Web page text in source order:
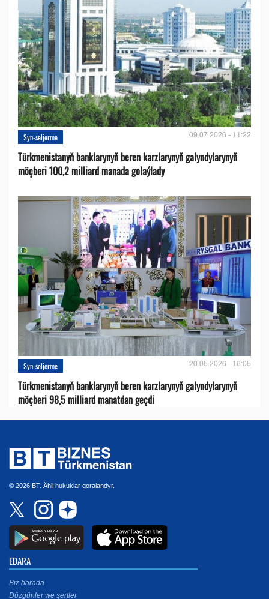
Syn-seljerme 09.07.2026 - 11:22
Türkmenistanyň banklarynyň beren karzlarynyň galyndylarynyň
möçberi 100,2 milliard manada golaýlady
Syn-seljerme 20.05.2026 - 16:05
Türkmenistanyň banklarynyň beren karzlarynyň galyndylarynyň
möçberi 98,5 milliard manatdan geçdi
© 2026 BT. Ähli hukuklar goralandyr.
EDARA
Biz barada
Düzgünler we şertler